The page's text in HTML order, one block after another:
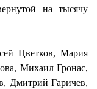
на тысячу
Цветков, Мария
Михаил Гронас,
Дмитрий Гаричев,